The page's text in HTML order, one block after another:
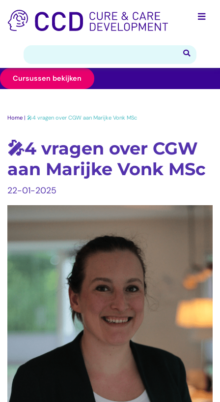
Cursussen bekijken
Home | 🎤4 vragen over CGW aan Marijke Vonk MSc
🎤4 vragen over CGW
aan Marijke Vonk MSc
22-01-2025